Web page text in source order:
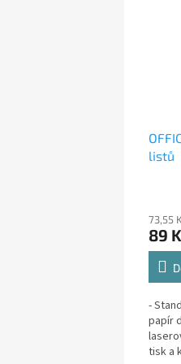
listů
73,55
89
-
papír
tisk a